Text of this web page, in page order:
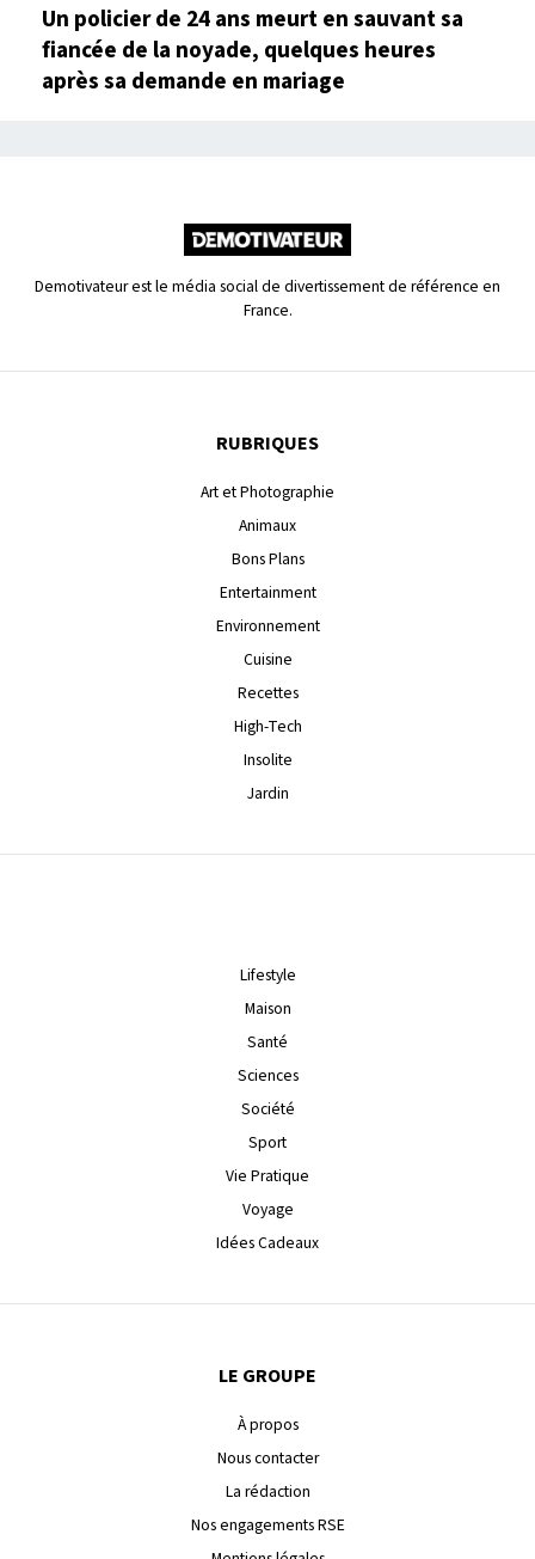
Un policier de 24 ans meurt en sauvant sa
fiancée de la noyade, quelques heures
après sa demande en mariage
Demotivateur est le média social de divertissement de référence en
France.
RUBRIQUES
Art et Photographie
Animaux
Bons Plans
Entertainment
Environnement
Cuisine
Recettes
High-Tech
Insolite
Jardin
Lifestyle
Maison
Santé
Sciences
Société
Sport
Vie Pratique
Voyage
Idées Cadeaux
LE GROUPE
À propos
Nous contacter
La rédaction
Nos engagements RSE